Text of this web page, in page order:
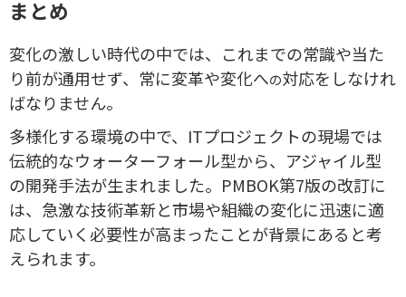
まとめ
変化の激しい時代の中では、これまでの常識や当た
り前が通用せず、常に変革や変化への対応をしなけれ
ばなりません。
多様化する環境の中で、ITプロジェクトの現場では
伝統的なウォーターフォール型から、アジャイル型
の開発手法が生まれました。PMBOK第7版の改訂に
は、急激な技術革新と市場や組織の変化に迅速に適
応していく必要性が高まったことが背景にあると考
えられます。